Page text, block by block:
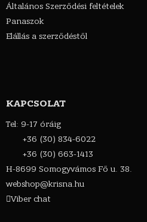
Általános Szerződési feltételek
Panaszok
Elállás a szerződéstől
KAPCSOLAT
Tel: 9-17 óráig
+36 (30) 834-6022
+36 (30) 663-1413
H-8699 Somogyvámos Fő u. 38.
webshop@krisna.hu
Viber chat